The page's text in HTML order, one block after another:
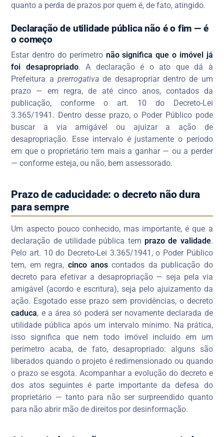
quanto a perda de prazos por quem é, de fato, atingido.
Declaração de utilidade pública não é o fim — é
o começo
Estar dentro do perímetro não significa que o imóvel já
foi desapropriado. A declaração é o ato que dá à
Prefeitura aprerrogativa de desapropriar dentro de um
prazo — em regra, de até cinco anos, contados da
publicação, conforme o art. 10 do Decreto-Lei
3.365/1941. Dentro desse prazo, o Poder Público pode
buscar a via amigável ou ajuizar a ação de
desapropriação. Esse intervalo é justamente o período
em que o proprietário tem mais a ganhar — ou a perder
— conforme esteja, ou não, bem assessorado.
Prazo de caducidade: o decreto não dura
para sempre
Um aspecto pouco conhecido, mas importante, é que a
declaração de utilidade pública tem prazo de validade.
Pelo art. 10 do Decreto-Lei 3.365/1941, o Poder Público
tem, em regra, cinco anos contados da publicação do
decreto para efetivar a desapropriação — seja pela via
amigável (acordo e escritura), seja pelo ajuizamento da
ação. Esgotado esse prazo sem providências, o decreto
caduca, e a área só poderá ser novamente declarada de
utilidade pública após um intervalo mínimo. Na prática,
isso significa que nem todo imóvel incluído em um
perímetro acaba, de fato, desapropriado: alguns são
liberados quando o projeto é redimensionado ou quando
o prazo se esgota. Acompanhar a evolução do decreto e
dos atos seguintes é parte importante da defesa do
proprietário — tanto para não ser surpreendido quanto
para não abrir mão de direitos por desinformação.